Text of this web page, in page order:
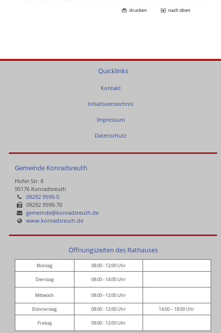
drucken nach oben
Quicklinks
Kontakt
Inhaltsverzeichnis
Impressum
Datenschutz
Gemeinde Konradsreuth
Hofer Str. 8
95176 Konradsreuth
09292 9599-0
09292 9599-70
gemeinde@konradsreuth.de
www.konradsreuth.de
Öffnungszeiten des Rathauses
Montag 08:00 - 12:00 Uhr
Dienstag 08:00 - 14:00 Uhr
Mittwoch 08:00 - 12:00 Uhr
Donnerstag 08:00 - 12:00 Uhr 14:00 – 18:00 Uhr
Freitag 08:00 - 12:00 Uhr